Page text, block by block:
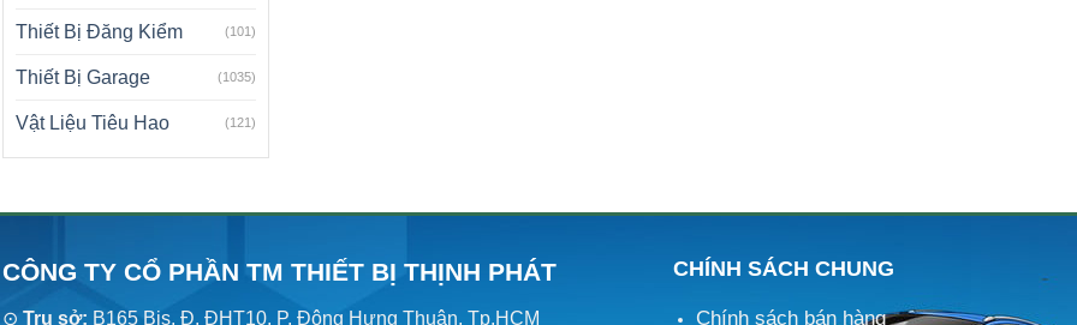
Thiết Bị Đăng Kiểm (101)
Thiết Bị Garage (1035)
Vật Liệu Tiêu Hao (121)
CÔNG TY CỔ PHẦN TM THIẾT BỊ THỊNH PHÁT
⊙ Trụ sở: B165 Bis, Đ. ĐHT10, P. Đông Hưng Thuận, Tp.HCM
CHÍNH SÁCH CHUNG
Chính sách bán hàng